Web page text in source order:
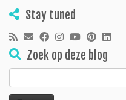
Stay tuned
Zoek op deze blog
naar: